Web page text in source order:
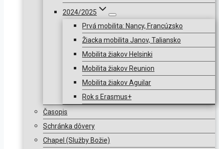
2024/2025
Prvá mobilita: Nancy, Francúzsko
Žiacka mobilita Janov, Taliansko
Mobilita žiakov Helsinki
Mobilita žiakov Reunion
Mobilita žiakov Aguilar
Rok s Erasmus+
Časopis
Schránka dôvery
Chapel (Služby Božie)